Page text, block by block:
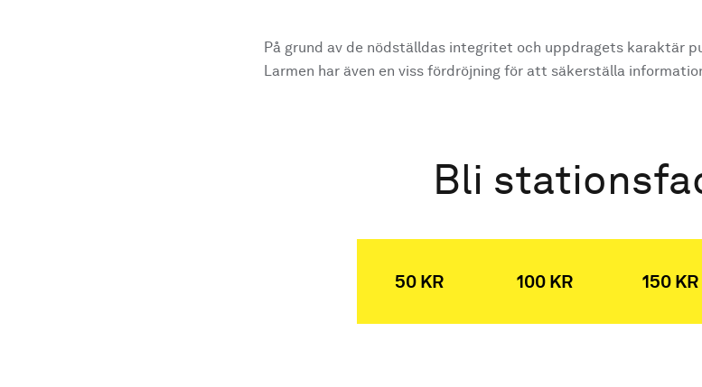
På grund av de nödställdas integritet och uppdragets karaktär
Larmen har även en viss fördröjning för att säkerställa
Bli
50 KR 100 KR 150 KR